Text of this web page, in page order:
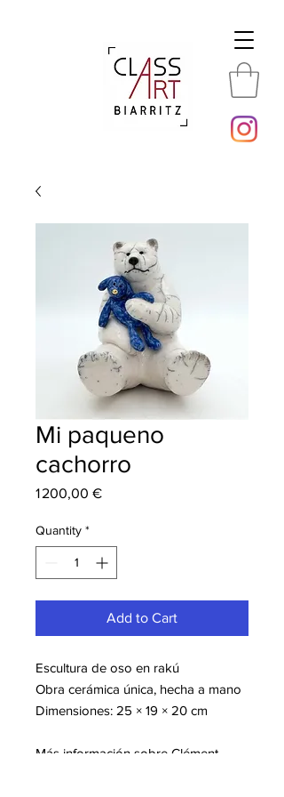
Mi paqueno
cachorro
1 200,00 €Price
Quantity *
Add to Cart
Escultura de oso en rakú
Obra cerámica única, hecha a mano
Dimensiones: 25 × 19 × 20 cm
Más información sobre Clément